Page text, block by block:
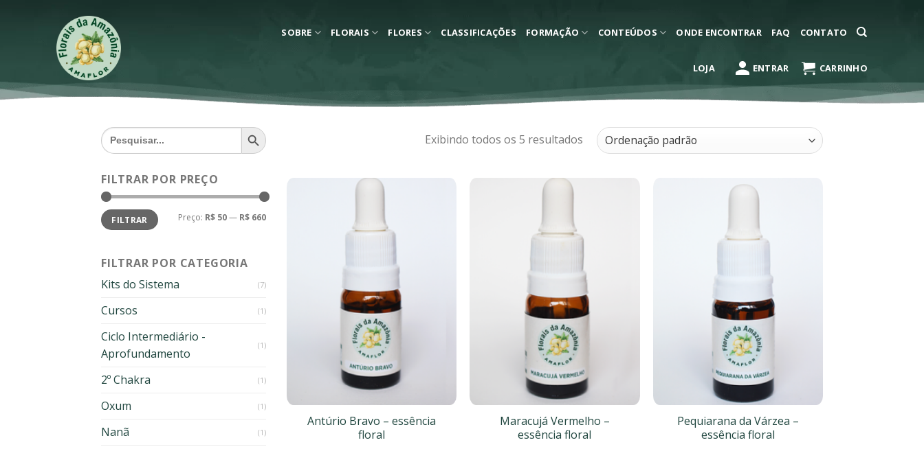
SOBRE FLORAIS FLORES CLASSIFICAÇÕES FORMAÇÃO CONTEÚDOS ONDE ENCONTRAR FAQ CONTATO
LOJA ENTRAR CARRINHO
Exibindo todos os 5 resultados
Search
for:
SEARCH BUTTON
FILTRAR POR PREÇO
Preço
mínimo
Preço
máximo
FILTRAR Preço: R$ 50— R$ 660
FILTRAR POR CATEGORIA
Kits do Sistema
(7)
Cursos (1)
Ciclo Intermediário -
Aprofundamento
(1)
2º Chakra (1)
Oxum (1)
Nanã (1)
Antúrio Bravo – essência
floral
Maracujá Vermelho –
essência floral
Pequiarana da Várzea –
essência floral